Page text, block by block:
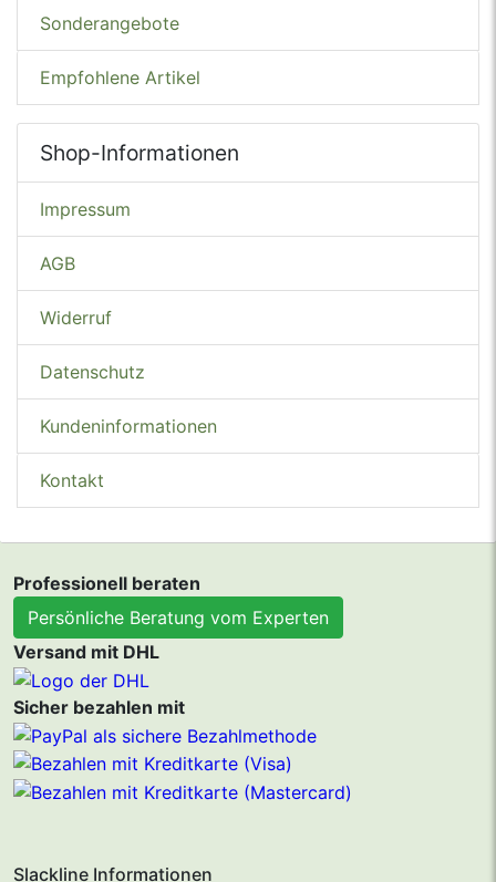
Sonderangebote
Empfohlene Artikel
Shop-Informationen
Impressum
AGB
Widerruf
Datenschutz
Kundeninformationen
Kontakt
Professionell beraten
Persönliche Beratung vom Experten
Versand mit DHL
Sicher bezahlen mit
Slackline Informationen